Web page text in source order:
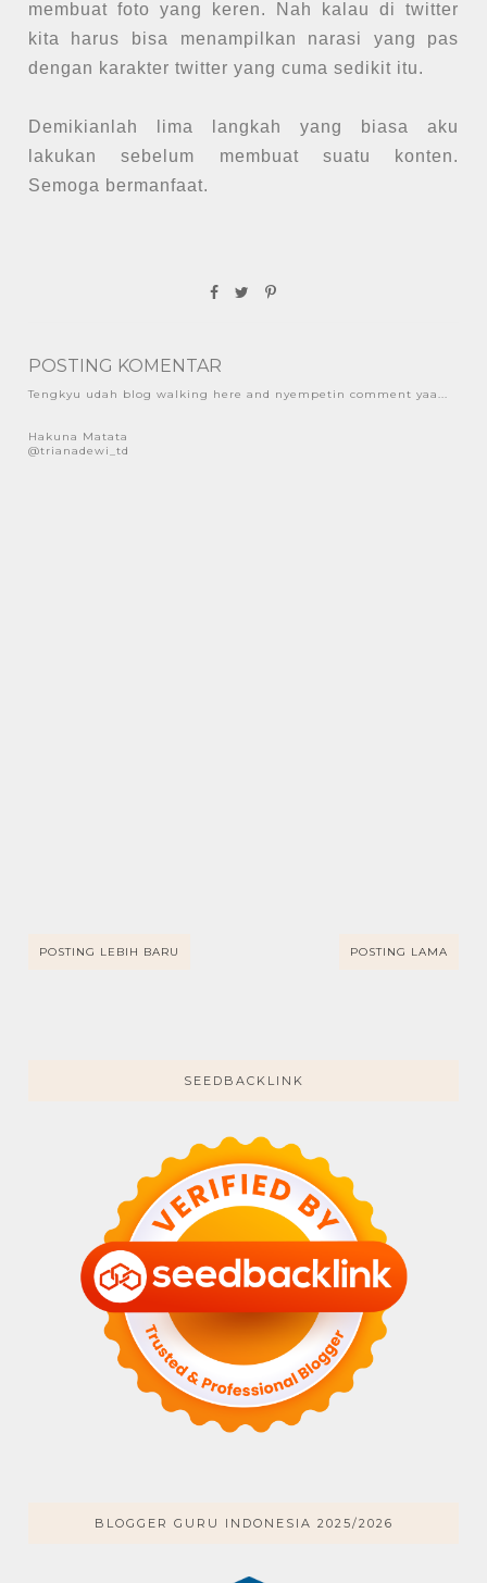
membuat foto yang keren. Nah kalau di twitter
kita harus bisa menampilkan narasi yang pas
dengan karakter twitter yang cuma sedikit itu.
Demikianlah lima langkah yang biasa aku
lakukan sebelum membuat suatu konten.
Semoga bermanfaat.
POSTING KOMENTAR
Tengkyu udah blog walking here and nyempetin comment yaa...
Hakuna Matata
@trianadewi_td
POSTING LEBIH BARU POSTING LAMA
SEEDBACKLINK
BLOGGER GURU INDONESIA 2025/2026